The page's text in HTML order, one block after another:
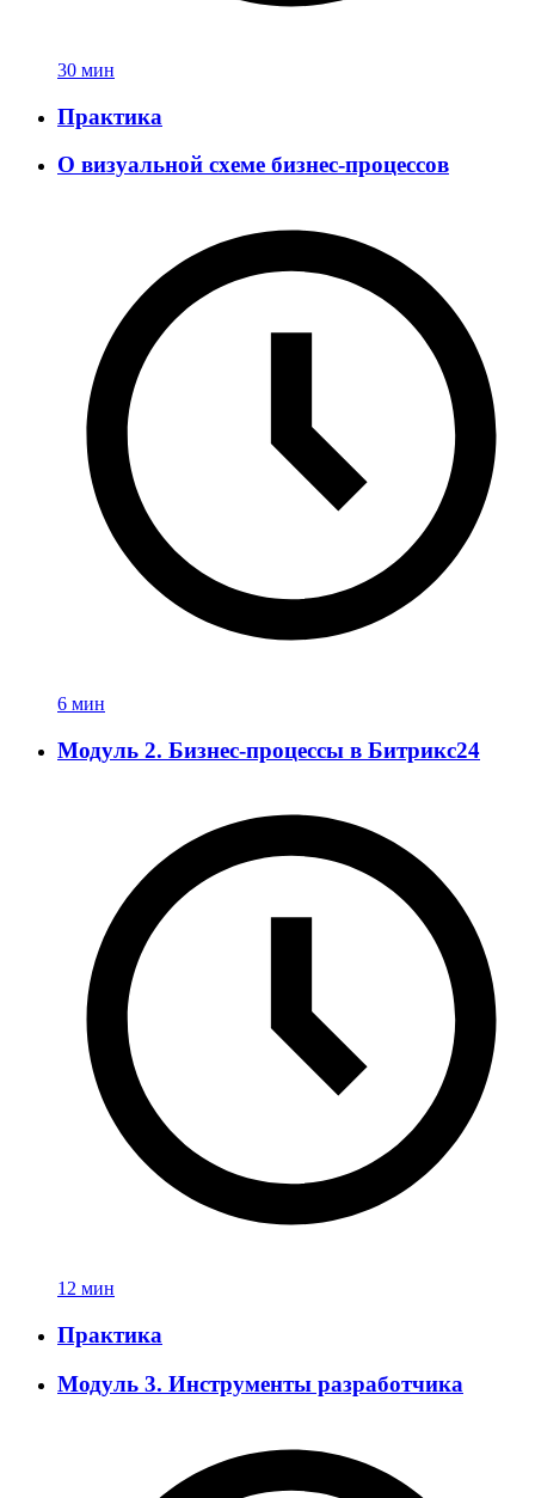
30 мин
Практика
О визуальной схеме бизнес-процессов
6 мин
Модуль 2. Бизнес-процессы в Битрикс24
12 мин
Практика
Модуль 3. Инструменты разработчика